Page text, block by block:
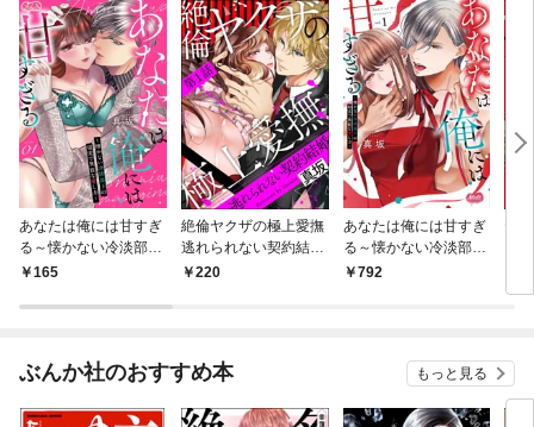
あなたは俺には甘すぎ
る～懐かない冷淡部下
の切実で異質な愛し方
165
絶倫ヤクザの極上愛撫
逃れられない契約結婚
（分冊版） 【第1
220
あなたは俺には甘すぎ
る～懐かない冷淡部下
の切実で異質な愛し方
792
ぶんか社のおすすめ本 もっと見る